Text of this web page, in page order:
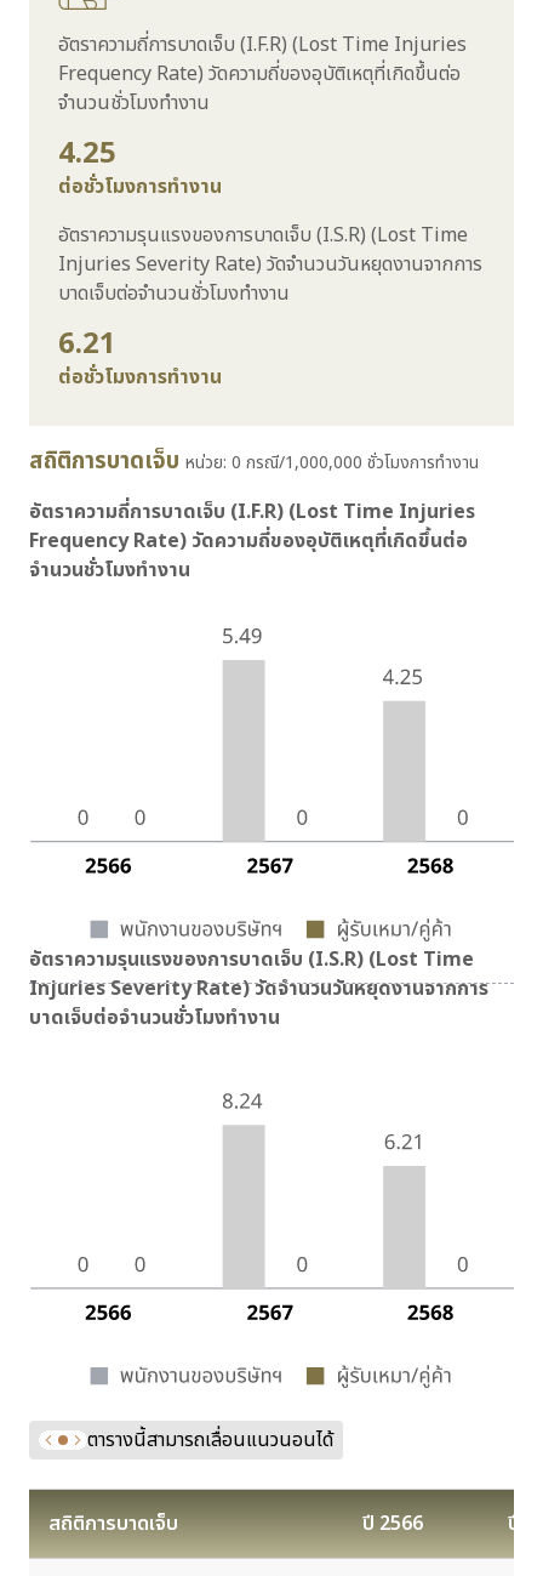
อัตราความถี่การบาดเจ็บ (I.F.R) (Lost Time Injuries
Frequency Rate) วัดความถี่ของอุบัติเหตุที่เกิดขึ้นต่อ
จำนวนชั่วโมงทำงาน
4.25
ต่อชั่วโมงการทำงาน
อัตราความรุนแรงของการบาดเจ็บ (I.S.R) (Lost Time
Injuries Severity Rate) วัดจำนวนวันหยุดงานจากการ
บาดเจ็บต่อจำนวนชั่วโมงทำงาน
6.21
ต่อชั่วโมงการทำงาน
สถิติการบาดเจ็บ หน่วย: 0 กรณี/1,000,000 ชั่วโมงการทำงาน
อัตราความถี่การบาดเจ็บ (I.F.R) (Lost Time Injuries
Frequency Rate) วัดความถี่ของอุบัติเหตุที่เกิดขึ้นต่อ
จำนวนชั่วโมงทำงาน
อัตราความรุนแรงของการบาดเจ็บ (I.S.R) (Lost Time
Injuries Severity Rate) วัดจำนวนวันหยุดงานจากการ
บาดเจ็บต่อจำนวนชั่วโมงทำงาน
ตารางนี้สามารถเลื่อนแนวนอนได้
สถิติการบาดเจ็บ ปี 2566 ปี